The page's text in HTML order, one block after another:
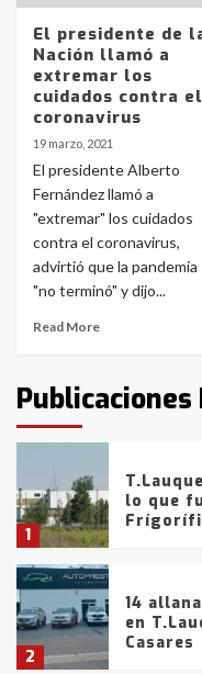
El presidente de
Nación llamó a
extremar los
cuidados contra el
coronavirus
19 marzo, 2021
El presidente Alberto
Fernández llamó a
"extremar" los cuidados
contra el coronavirus,
advirtió que la pandemia
"no terminó" y dijo...
Read More
Publicaciones
4
joven
5
Los
6
La Bolsa
Blanca
con
de la
fueron
tarde
1
lo que
2
14
en
Casares